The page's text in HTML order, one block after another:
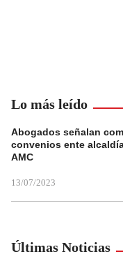
Lo más leído
Abogados señalan
convenios ente
AMC
13/07/2023
Últimas Noticias